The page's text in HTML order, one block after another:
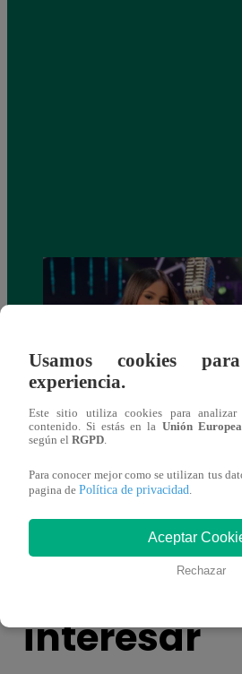
¡Imitadora de Laura Pausini se
ganadora de Yo Soy: Nueva
También
interesar
Usamos cookies
experiencia.
Este sitio utiliza cookies para
contenido. Si estás en la Unión Europea
según el RGPD
Para conocer mejor como se utilizan tus
pagina de Política de privacidad
Aceptar
Rechazar